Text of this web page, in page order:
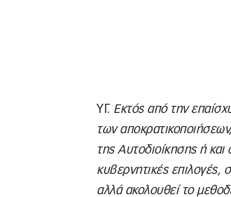
ΥΓ. Εκτός από την
των
της Αυτοδιοίκησης ή και
κυβερνητικές επιλογές,
αλλά ακολουθεί το